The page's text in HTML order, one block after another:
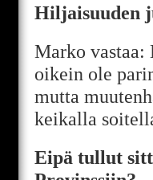
Hiljaisuuden
Marko
oikein ole
mutta
keikalla
Eipä tullut